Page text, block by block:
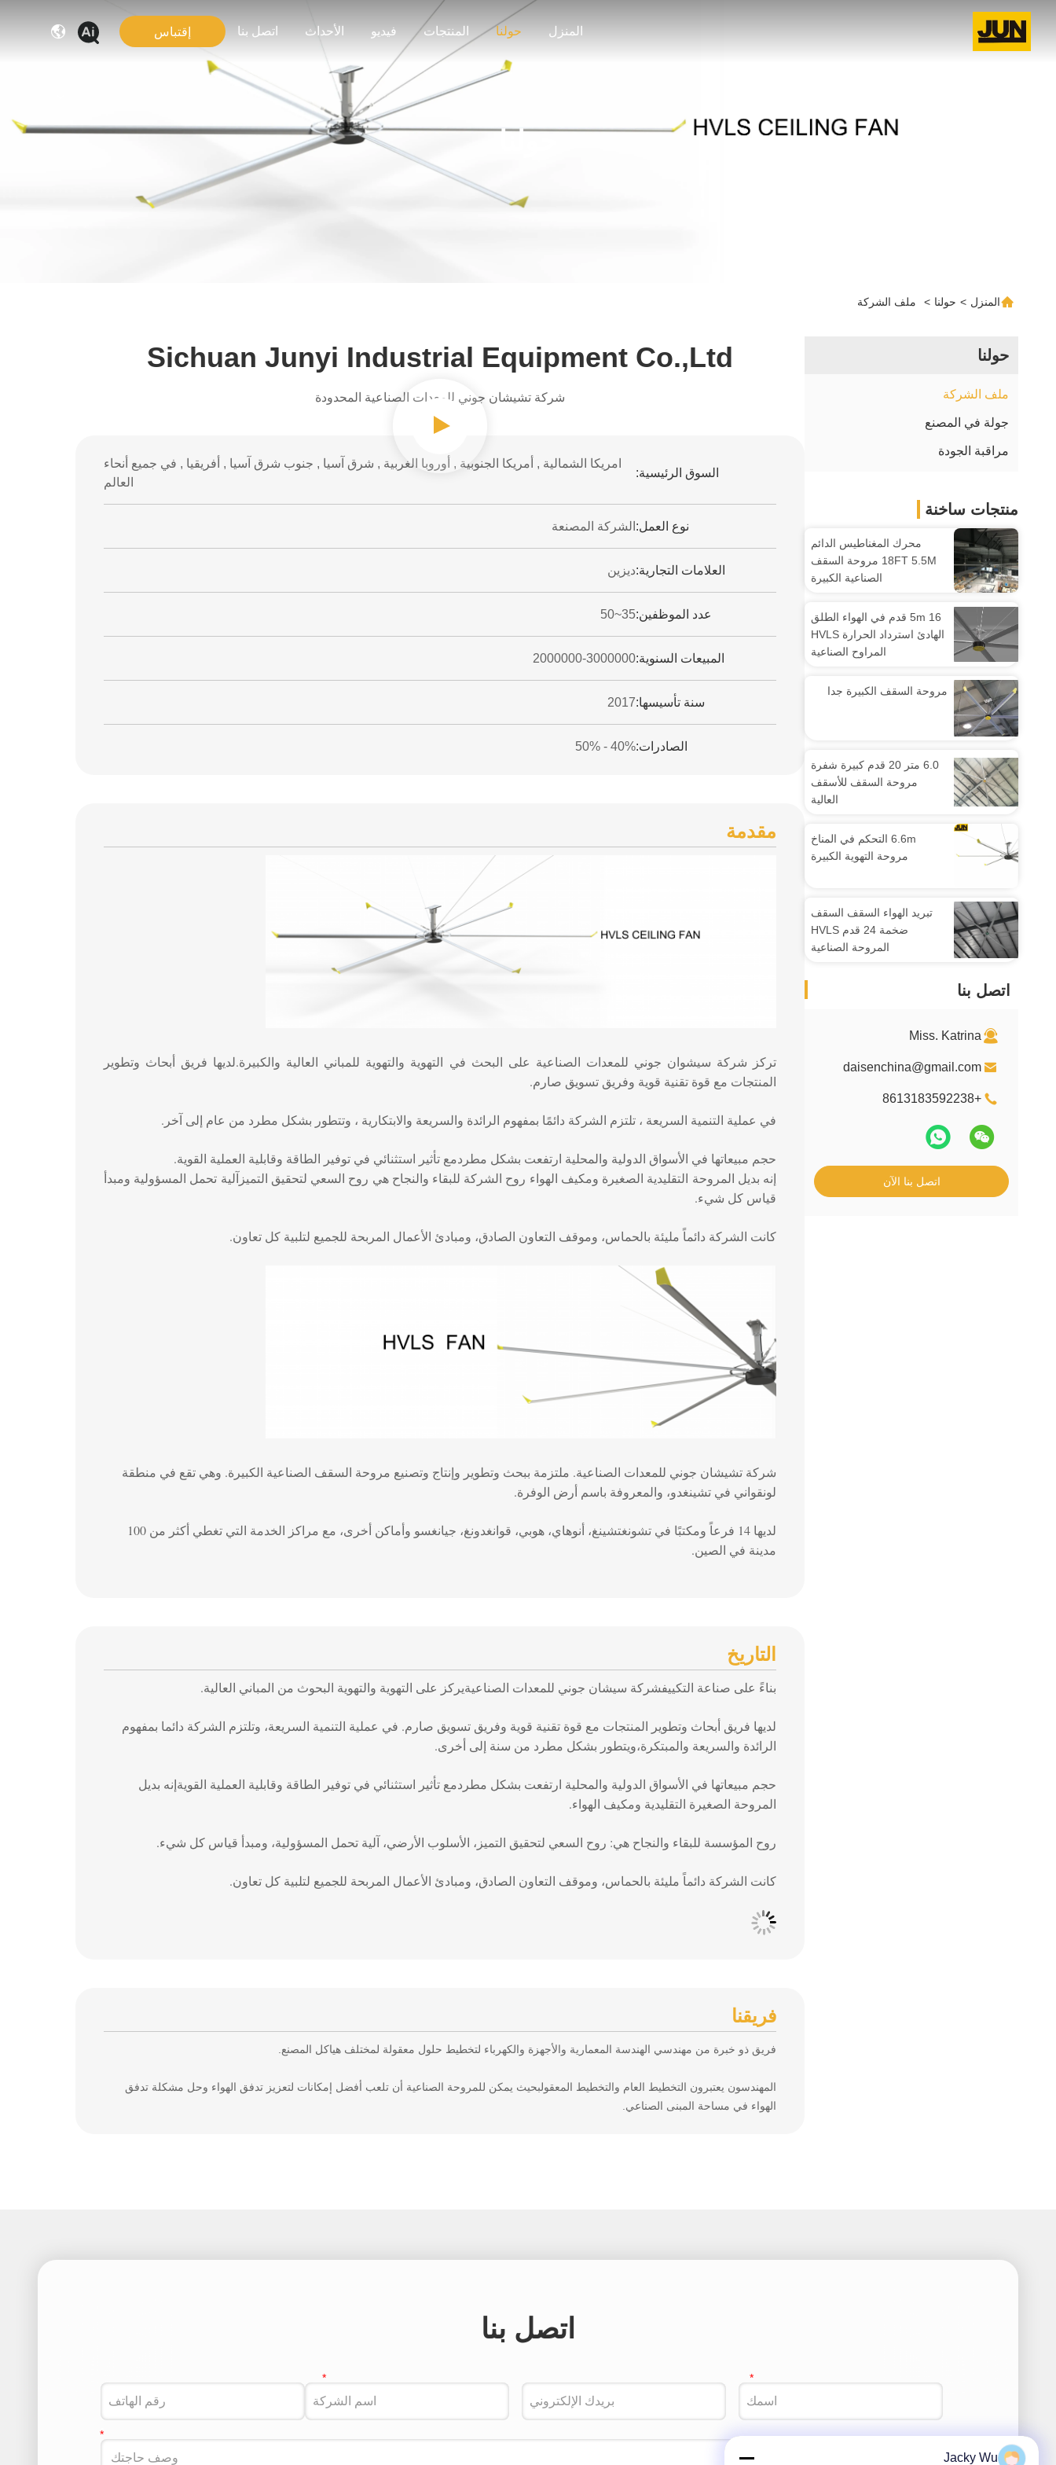
المنزل حولنا المنتجات فيديو الأحداث اتصل بنا إقتباس
حولنا
المنزل > حولنا > ملف الشركة
حولنا
ملف الشركة
جولة في المصنع
مراقبة الجودة
منتجات ساخنة
محرك المغناطيس الدائم
18FT 5.5M مروحة السقف
الصناعية الكبيرة
5m 16 قدم في الهواء الطلق
الهادئ استرداد الحرارة HVLS
المراوح الصناعية
مروحة السقف الكبيرة جدا
6.0 متر 20 قدم كبيرة شفرة
مروحة السقف للأسقف
العالية
6.6m التحكم في المناخ
مروحة التهوية الكبيرة
تبريد الهواء السقف السقف
ضخمة 24 قدم HVLS
المروحة الصناعية
اتصل بنا
Miss. Katrina
daisenchina@gmail.com
+8613183592238
اتصل بنا الآن
Sichuan Junyi Industrial Equipment Co.,ltd
شركة تشيشان جوني للمعدات الصناعية المحدودة
السوق الرئيسية:
امريكا الشمالية , أمريكا الجنوبية , أوروبا الغربية , شرق آسيا , جنوب شرق آسيا , أفريقيا , في جميع أنحاء
العالم
نوع العمل: الشركة المصنعة
العلامات التجارية:ديزين
عدد الموظفين:35~50
المبيعات السنوية:2000000-3000000
سنة تأسيسها:2017
الصادرات:40% - 50%
مقدمة
تركز شركة سيشوان جوني للمعدات الصناعية على البحث في التهوية والتهوية للمباني العالية والكبيرة.لديها فريق أبحاث وتطوير
المنتجات مع قوة تقنية قوية وفريق تسويق صارم.
في عملية التنمية السريعة ، تلتزم الشركة دائمًا بمفهوم الرائدة والسريعة والابتكارية ، وتتطور بشكل مطرد من عام إلى آخر.
حجم مبيعاتها في الأسواق الدولية والمحلية ارتفعت بشكل مطردمع تأثير استثنائي في توفير الطاقة وقابلية العملية القوية.
إنه بديل المروحة التقليدية الصغيرة ومكيف الهواء روح الشركة للبقاء والنجاح هي روح السعي لتحقيق التميزآلية تحمل المسؤولية ومبدأ
قياس كل شيء.
كانت الشركة دائماً مليئة بالحماس، وموقف التعاون الصادق، ومبادئ الأعمال المربحة للجميع لتلبية كل تعاون.
شركة تشيشان جوني للمعدات الصناعية. ملتزمة ببحث وتطوير وإنتاج وتصنيع مروحة السقف الصناعية الكبيرة. وهي تقع في منطقة
لونقواني في تشينغدو، والمعروفة باسم أرض الوفرة.
لديها 14 فرعاً ومكتبًا في تشونغتشينغ، أنوهاي، هوبي، قوانغدونغ، جيانغسو وأماكن أخرى، مع مراكز الخدمة التي تغطي أكثر من 100
مدينة في الصين.
التاريخ
بناءً على صناعة التكييفشركة سيشان جوني للمعدات الصناعيةيركز على التهوية والتهوية البحوث من المباني العالية.
لديها فريق أبحاث وتطوير المنتجات مع قوة تقنية قوية وفريق تسويق صارم. في عملية التنمية السريعة، وتلتزم الشركة دائما بمفهوم
الرائدة والسريعة والمبتكرة،ويتطور بشكل مطرد من سنة إلى أخرى.
حجم مبيعاتها في الأسواق الدولية والمحلية ارتفعت بشكل مطردمع تأثير استثنائي في توفير الطاقة وقابلية العملية القويةإنه بديل
المروحة الصغيرة التقليدية ومكيف الهواء.
روح المؤسسة للبقاء والنجاح هي: روح السعي لتحقيق التميز، الأسلوب الأرضي، آلية تحمل المسؤولية، ومبدأ قياس كل شيء.
كانت الشركة دائماً مليئة بالحماس، وموقف التعاون الصادق، ومبادئ الأعمال المربحة للجميع لتلبية كل تعاون.
فريقنا
فريق ذو خبرة من مهندسي الهندسة المعمارية والأجهزة والكهرباء لتخطيط حلول معقولة لمختلف هياكل المصنع.
المهندسون يعتبرون التخطيط العام والتخطيط المعقولبحيث يمكن للمروحة الصناعية أن تلعب أفضل إمكانات لتعزيز تدفق الهواء وحل مشكلة تدفق
الهواء في مساحة المبنى الصناعي.
اتصل بنا
Jacky Wu